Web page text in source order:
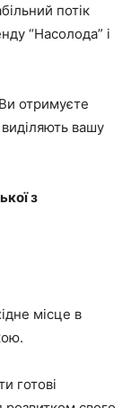
потік
“Насолода” і
Ви отримуєте
вашу
з
місце в
готові